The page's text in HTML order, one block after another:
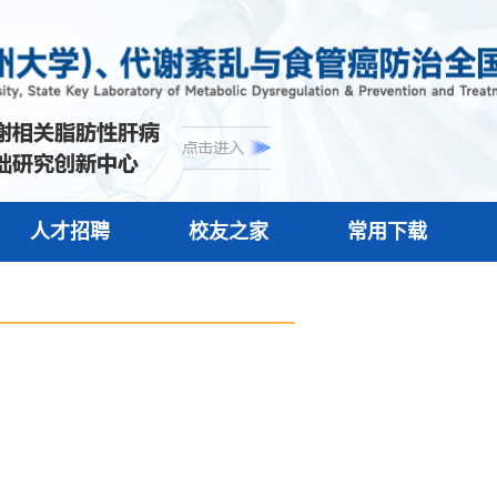
人才招聘 校友之家 常用下载